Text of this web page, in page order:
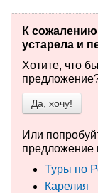
Страны и
Поиск тура
Туры по
Автобусные
К
устарела и
Хотите, что
Да, хочу!
Или
предложение
Туры по
Карелия